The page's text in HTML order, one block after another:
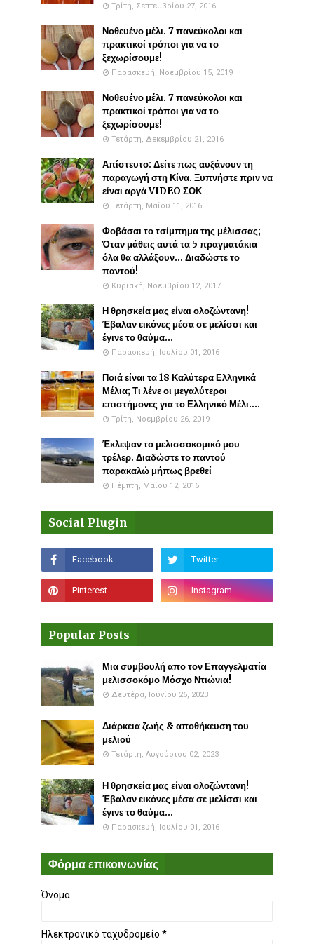
Τρίτη, Σεπτεμβρίου 27, 2016
Νοθευένο μέλι. 7 πανεύκολοι και
πρακτικοί τρόποι για να το
ξεχωρίσουμε!
Παρασκευή, Νοεμβρίου 15, 2019
Νοθευένο μέλι. 7 πανεύκολοι και
πρακτικοί τρόποι για να το
ξεχωρίσουμε!
Τετάρτη, Δεκεμβρίου 21, 2016
Απίστευτο: Δείτε πως αυξάνουν τη
παραγωγή στη Κίνα. Ξυπνήστε πριν να
είναι αργά VIDEO ΣΟΚ
Τετάρτη, Μαΐου 11, 2016
Φοβάσαι το τσίμπημα της μέλισσας;
Όταν μάθεις αυτά τα 5 πραγματάκια
όλα θα αλλάξουν... Διαδώστε το
παντού!
Κυριακή, Νοεμβρίου 12, 2017
Η θρησκεία μας είναι ολοζώντανη!
Έβαλαν εικόνες μέσα σε μελίσσι και
έγινε το θαύμα...
Παρασκευή, Ιουλίου 01, 2016
Ποιά είναι τα 18 Καλύτερα Ελληνικά
Μέλια; Τι λένε οι μεγαλύτεροι
επιστήμονες για το Ελληνικό Μέλι....
Τρίτη, Νοεμβρίου 26, 2019
Έκλεψαν το μελισσοκομικό μου
τρέλερ. Διαδώστε το παντού
παρακαλώ μήπως βρεθεί
Πέμπτη, Μαΐου 12, 2016
Social Plugin
Popular Posts
Μια συμβουλή απο τον Επαγγελματία
μελισσοκόμο Μόσχο Ντιώνια!
Δευτέρα, Ιουνίου 26, 2023
Διάρκεια ζωής & αποθήκευση του
μελιού
Τετάρτη, Αυγούστου 02, 2023
Η θρησκεία μας είναι ολοζώντανη!
Έβαλαν εικόνες μέσα σε μελίσσι και
έγινε το θαύμα...
Παρασκευή, Ιουλίου 01, 2016
Φόρμα επικοινωνίας
Όνομα
Ηλεκτρονικό ταχυδρομείο *